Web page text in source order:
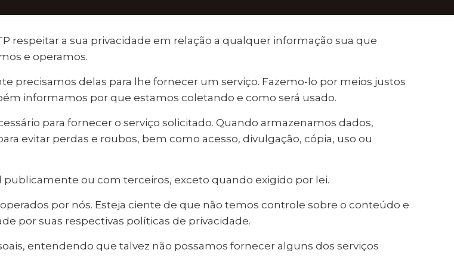
respeitar a sua privacidade em relação a qualquer informação sua que
e operamos.
precisamos delas para lhe fornecer um serviço. Fazemo-lo por meios justos
informamos por que estamos coletando e como será usado.
para fornecer o serviço solicitado. Quando armazenamos dados,
evitar perdas e roubos, bem como acesso, divulgação, cópia, uso ou
ou com terceiros, exceto quando exigido por lei.
por nós. Esteja ciente de que não temos controle sobre o conteúdo e
por suas respectivas políticas de privacidade.
entendendo que talvez não possamos fornecer alguns dos serviços